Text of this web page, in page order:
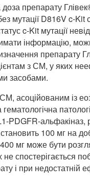
препарату
мутації D816V c-Kit
c-Kit мутації
інформацію,
препарату
з СМ, у яких
засобами.
асоційованим із
PDGFR-альфакіназ,
100 мг на
мг може бути
не спостерігається
і при недостатній